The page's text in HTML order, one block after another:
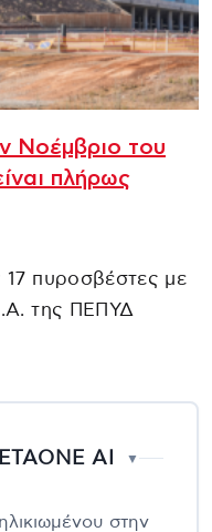
Νοέμβριο του
πλήρως
17 πυροσβέστες με
της ΠΕΠΥΔ
AI ▼
στην